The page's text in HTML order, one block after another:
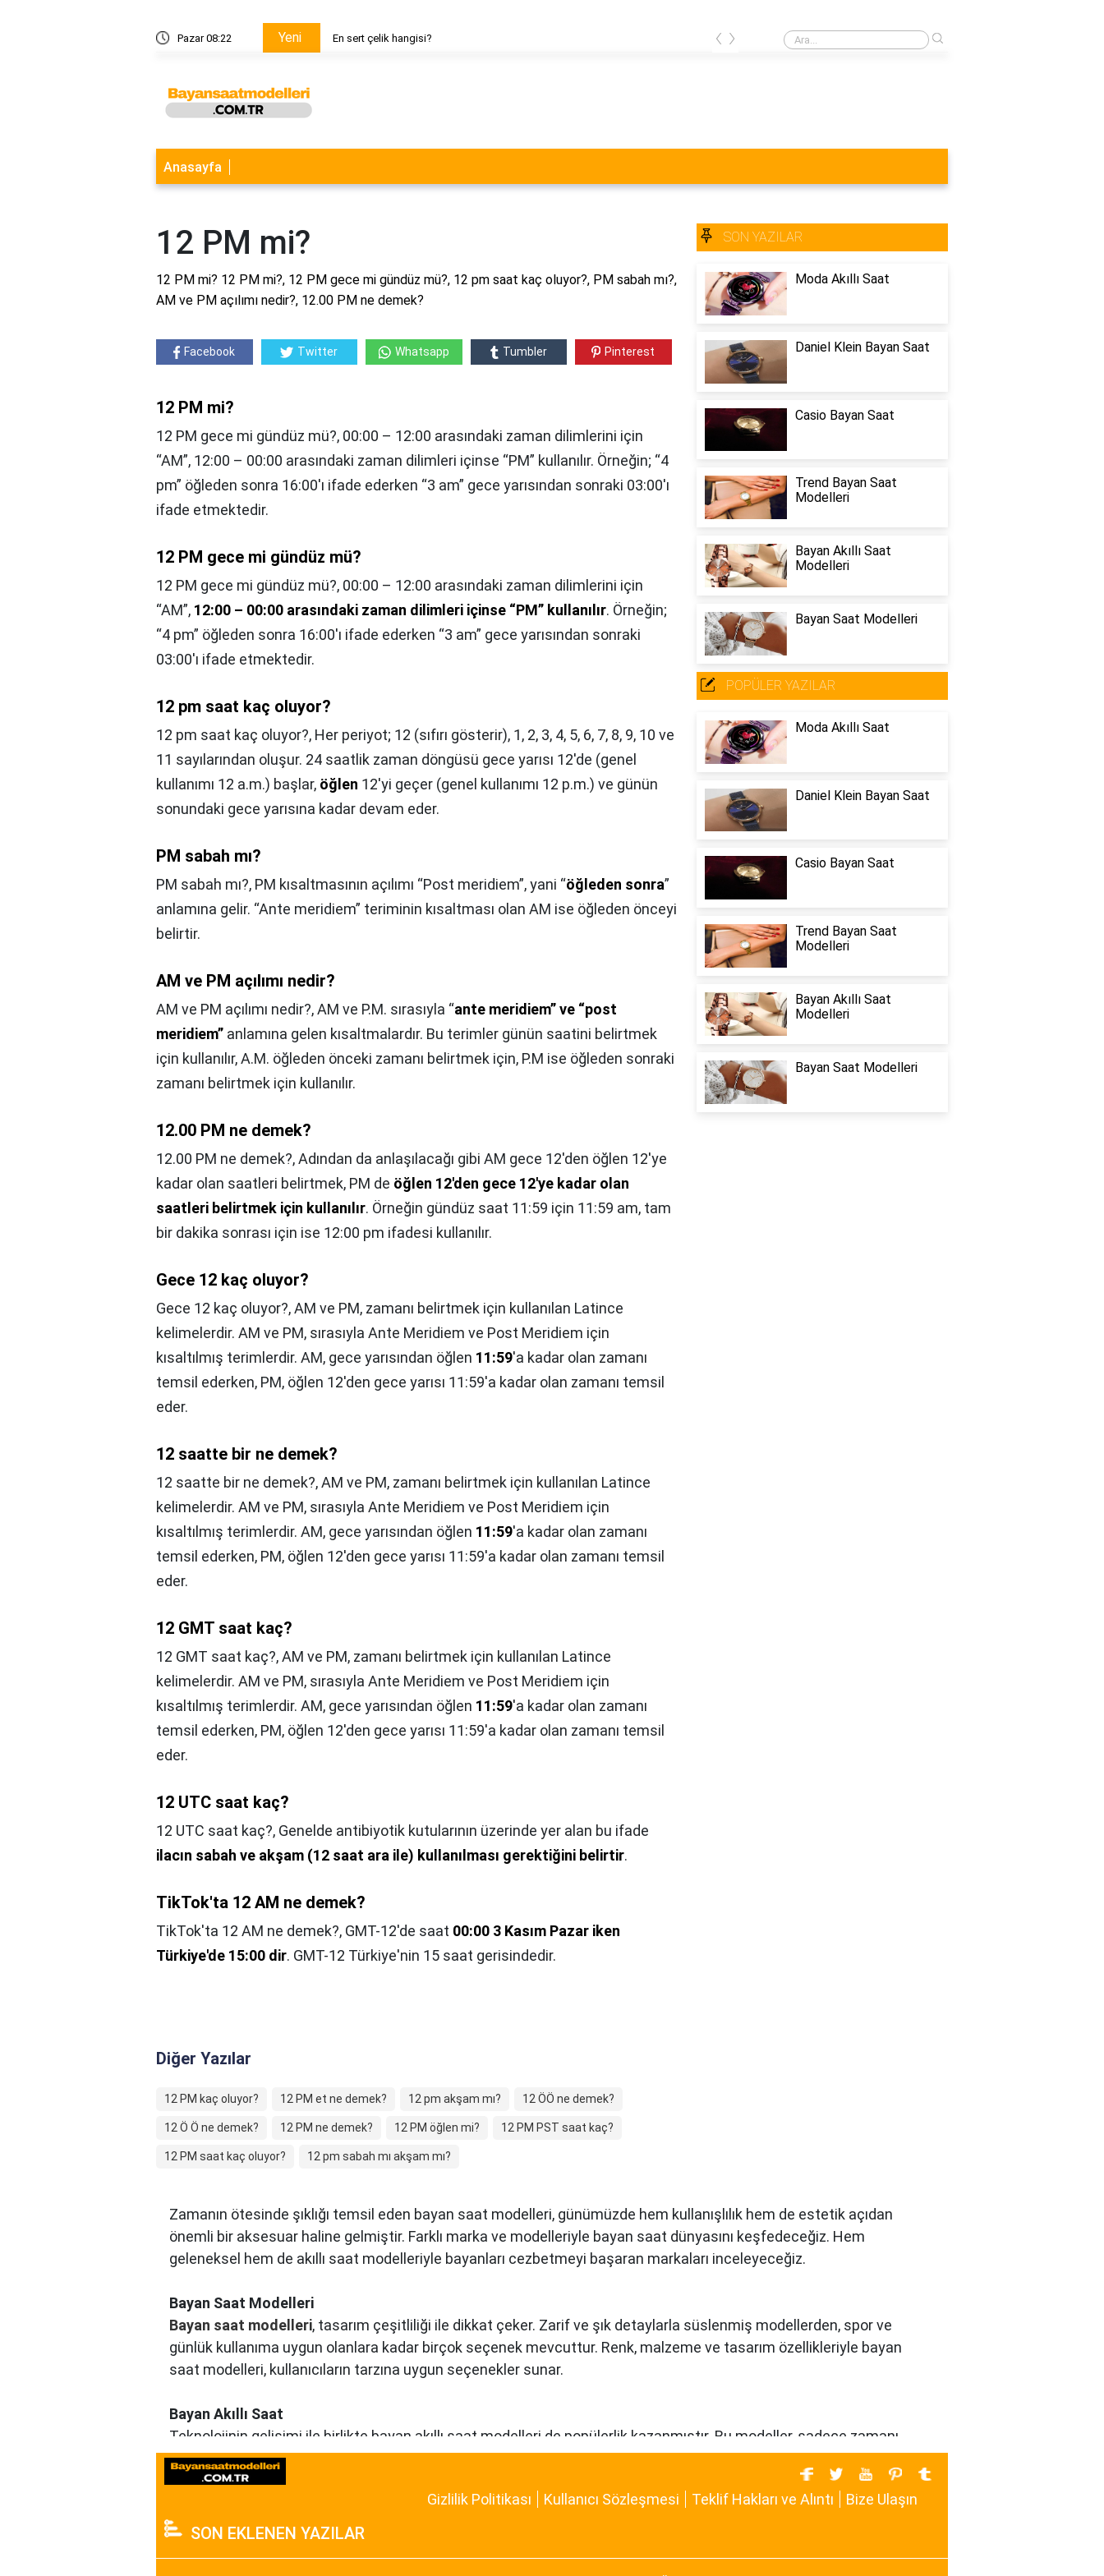
Pazar 08:22 Yeni Ecco saat hangi ülkenin? Erkek kol saati hangi renk olmalı?
‹ ›
Anasayfa
12 PM mi?
12 PM mi? 12 PM mi?, 12 PM gece mi gündüz mü?, 12 pm saat kaç oluyor?, PM sabah mı?,
AM ve PM açılımı nedir?, 12.00 PM ne demek?
Facebook Twitter Whatsapp Tumbler Pinterest
12 PM mi?
12 PM gece mi gündüz mü?, 00:00 – 12:00 arasındaki zaman dilimlerini için
“AM”, 12:00 – 00:00 arasındaki zaman dilimleri içinse “PM” kullanılır. Örneğin; “4
pm” öğleden sonra 16:00'ı ifade ederken “3 am” gece yarısından sonraki 03:00'ı
ifade etmektedir.
12 PM gece mi gündüz mü?
12 PM gece mi gündüz mü?, 00:00 – 12:00 arasındaki zaman dilimlerini için
“AM”, 12:00 – 00:00 arasındaki zaman dilimleri içinse “PM” kullanılır. Örneğin;
“4 pm” öğleden sonra 16:00'ı ifade ederken “3 am” gece yarısından sonraki
03:00'ı ifade etmektedir.
12 pm saat kaç oluyor?
12 pm saat kaç oluyor?, Her periyot; 12 (sıfırı gösterir), 1, 2, 3, 4, 5, 6, 7, 8, 9, 10 ve
11 sayılarından oluşur. 24 saatlik zaman döngüsü gece yarısı 12'de (genel
kullanımı 12 a.m.) başlar, öğlen 12'yi geçer (genel kullanımı 12 p.m.) ve günün
sonundaki gece yarısına kadar devam eder.
PM sabah mı?
PM sabah mı?, PM kısaltmasının açılımı “Post meridiem”, yani “öğleden sonra”
anlamına gelir. “Ante meridiem” teriminin kısaltması olan AM ise öğleden önceyi
belirtir.
AM ve PM açılımı nedir?
AM ve PM açılımı nedir?,AM ve P.M. sırasıyla “ante meridiem” ve “post
meridiem” anlamına gelen kısaltmalardır. Bu terimler günün saatini belirtmek
için kullanılır, A.M. öğleden önceki zamanı belirtmek için, P.M ise öğleden sonraki
zamanı belirtmek için kullanılır.
12.00 PM ne demek?
12.00 PM ne demek?,Adından da anlaşılacağı gibi AM gece 12'den öğlen 12'ye
kadar olan saatleri belirtmek, PM de öğlen 12'den gece 12'ye kadar olan
saatleri belirtmek için kullanılır. Örneğin gündüz saat 11:59 için 11:59 am, tam
bir dakika sonrası için ise 12:00 pm ifadesi kullanılır.
Gece 12 kaç oluyor?
Gece 12 kaç oluyor?,AM ve PM, zamanı belirtmek için kullanılan Latince
kelimelerdir. AM ve PM, sırasıyla Ante Meridiem ve Post Meridiem için
kısaltılmış terimlerdir. AM, gece yarısından öğlen 11:59'a kadar olan zamanı
temsil ederken, PM, öğlen 12'den gece yarısı 11:59'a kadar olan zamanı temsil
eder.
12 saatte bir ne demek?
12 saatte bir ne demek?,AM ve PM, zamanı belirtmek için kullanılan Latince
kelimelerdir. AM ve PM, sırasıyla Ante Meridiem ve Post Meridiem için
kısaltılmış terimlerdir. AM, gece yarısından öğlen 11:59'a kadar olan zamanı
temsil ederken, PM, öğlen 12'den gece yarısı 11:59'a kadar olan zamanı temsil
eder.
12 GMT saat kaç?
12 GMT saat kaç?,AM ve PM, zamanı belirtmek için kullanılan Latince
kelimelerdir. AM ve PM, sırasıyla Ante Meridiem ve Post Meridiem için
kısaltılmış terimlerdir. AM, gece yarısından öğlen 11:59'a kadar olan zamanı
temsil ederken, PM, öğlen 12'den gece yarısı 11:59'a kadar olan zamanı temsil
eder.
12 UTC saat kaç?
12 UTC saat kaç?, Genelde antibiyotik kutularının üzerinde yer alan bu ifade
ilacın sabah ve akşam (12 saat ara ile) kullanılması gerektiğini belirtir.
TikTok'ta 12 AM ne demek?
TikTok'ta 12 AM ne demek?, GMT-12'de saat 00:00 3 Kasım Pazar iken
Türkiye'de 15:00 dir. GMT-12 Türkiye'nin 15 saat gerisindedir.
Diğer Yazılar
12 PM kaç oluyor? 12 PM et ne demek? 12 pm akşam mı? 12 ÖÖ ne demek?
12 Ö Ö ne demek? 12 PM ne demek? 12 PM öğlen mi? 12 PM PST saat kaç?
12 PM saat kaç oluyor? 12 pm sabah mı akşam mı?
SON YAZILAR
Moda Akıllı Saat
Daniel Klein Bayan Saat
Casio Bayan Saat
Trend Bayan Saat
Modelleri
Bayan Akıllı Saat
Modelleri
Bayan Saat Modelleri
POPÜLER YAZILAR
Moda Akıllı Saat
Daniel Klein Bayan Saat
Casio Bayan Saat
Trend Bayan Saat
Modelleri
Bayan Akıllı Saat
Modelleri
Bayan Saat Modelleri
Zamanın ötesinde şıklığı temsil eden bayan saat modelleri, günümüzde hem kullanışlılık hem de estetik açıdan
önemli bir aksesuar haline gelmiştir. Farklı marka ve modelleriyle bayan saat dünyasını keşfedeceğiz. Hem
geleneksel hem de akıllı saat modelleriyle bayanları cezbetmeyi başaran markaları inceleyeceğiz.
Bayan Saat Modelleri
Bayan saat modelleri, tasarım çeşitliliği ile dikkat çeker. Zarif ve şık detaylarla süslenmiş modellerden, spor ve
günlük kullanıma uygun olanlara kadar birçok seçenek mevcuttur. Renk, malzeme ve tasarım özellikleriyle bayan
saat modelleri, kullanıcıların tarzına uygun seçenekler sunar.
Bayan Akıllı Saat
Teknolojinin gelişimi ile birlikte bayan akıllı saat modelleri de popülerlik kazanmıştır. Bu modeller, sadece zamanı
göstermekle kalmayıp, fitness takibi, çağrı bildirimleri, müzik kontrolü gibi fonksiyonları da içinde barındırarak
günümüz kadınının aktif yaşam tarzına uygun bir seçenek sunar.
Daniel Klein Bayan Saat
Gizlilik Politikası Kullanıcı Sözleşmesi Teklif Hakları ve Alıntı Bize Ulaşın
SON EKLENEN YAZILAR